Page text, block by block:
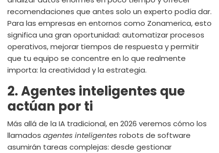
recomendaciones que antes solo un experto podía dar.
Para las empresas en entornos como Zonamerica, esto
significa una gran oportunidad: automatizar procesos
operativos, mejorar tiempos de respuesta y permitir
que tu equipo se concentre en lo que realmente
importa: la creatividad y la estrategia.
2. Agentes inteligentes que
actúan por ti
Más allá de la IA tradicional, en 2026 veremos cómo los
llamados agentes inteligentes robots de software
asumirán tareas complejas: desde gestionar